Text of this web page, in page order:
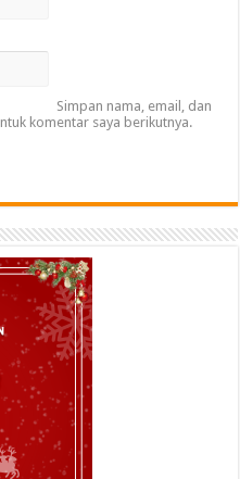
Simpan nama, email, dan
komentar saya berikutnya.